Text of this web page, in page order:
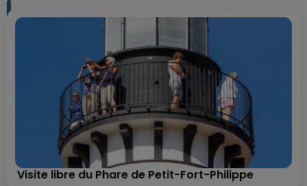
Visite libre du Phare de Petit-Fort-Philippe